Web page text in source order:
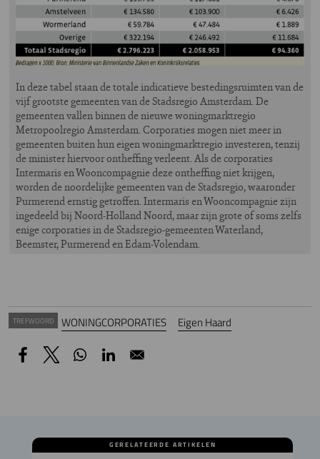
In deze tabel staan de totale indicatieve bestedingsruimten van de
vijf grootste gemeenten van de Stadsregio Amsterdam. De
gemeenten vallen binnen de nieuwe woningmarktregio
Metropoolregio Amsterdam. Corporaties mogen niet meer in
gemeenten buiten hun eigen woningmarktregio investeren, tenzij
de minister hiervoor ontheffing verleent. Als de corporaties
Intermaris en Wooncompagnie deze ontheffing niet krijgen,
worden de noordelijke gemeenten van de Stadsregio, waaronder
Purmerend ernstig getroffen. Intermaris en Wooncompagnie zijn
ingedeeld bij Noord-Holland Noord, maar zijn grote of soms zelfs
enige corporaties in de Stadsregio-gemeenten Waterland,
Beemster, Purmerend en Edam-Volendam.
TREFWOORD WONINGCORPORATIES Eigen Haard
GERELATEERDE ARTIKELEN